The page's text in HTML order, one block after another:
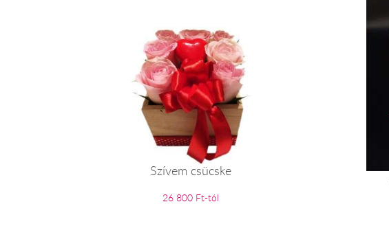
Szívem csücske
26 800 Ft-tól